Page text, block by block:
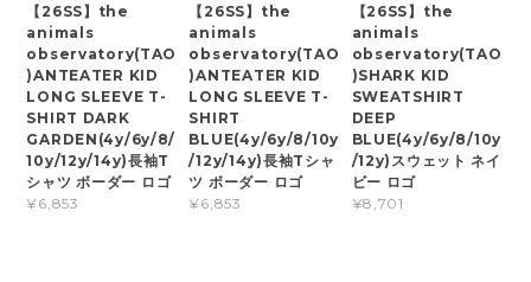
【26SS】the
animals
observatory(TAO
)ANTEATER KID
LONG SLEEVE T-
SHIRT DARK
GARDEN(4y/6y/8/
10y/12y/14y)長袖T
シャツ ボーダー ロゴ
¥6,853
【26SS】the
animals
observatory(TAO
)ANTEATER KID
LONG SLEEVE T-
SHIRT
BLUE(4y/6y/8/10y
/12y/14y)長袖Tシャ
ツ ボーダー ロゴ
¥6,853
【26SS】the
animals
observatory(TAO
)SHARK KID
SWEATSHIRT
DEEP
BLUE(4y/6y/8/10y
/12y)スウェット ネイ
ビー ロゴ
¥8,701